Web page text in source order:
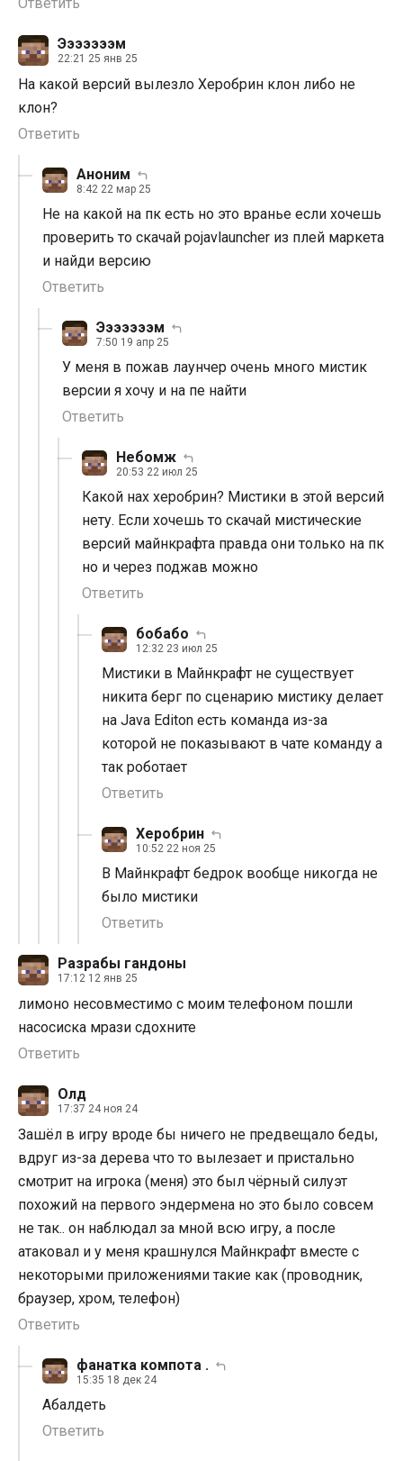
Эээээээм
22:21 25 янв 25
На какой версий вылезло Херобрин клон либо не
клон?
Ответить
Аноним
8:42 22 мар 25
Не на какой на пк есть но это вранье если хочешь
проверить то скачай pojavlauncher из плей маркета
и найди версию
Ответить
Эээээээм
7:50 19 апр 25
У меня в пожав лаунчер очень много мистик
версии я хочу и на пе найти
Ответить
Небомж
20:53 22 июл 25
Какой нах херобрин? Мистики в этой версий
нету. Если хочешь то скачай мистические
версий майнкрафта правда они только на пк
но и через поджав можно
Ответить
бобабо
12:32 23 июл 25
Мистики в Майнкрафт не существует
никита берг по сценарию мистику делает
на Java Editon есть команда из-за
которой не показывают в чате команду а
так роботает
Ответить
Херобрин
10:52 22 ноя 25
В Майнкрафт бедрок вообще никогда не
было мистики
Ответить
Разрабы гандоны
17:12 12 янв 25
лимоно несовместимо с моим телефоном пошли
насосиска мрази сдохните
Ответить
Олд
17:37 24 ноя 24
Зашёл в игру вроде бы ничего не предвещало беды,
вдруг из-за дерева что то вылезает и пристально
смотрит на игрока (меня) это был чёрный силуэт
похожий на первого эндермена но это было совсем
не так.. он наблюдал за мной всю игру, а после
атаковал и у меня крашнулся Майнкрафт вместе с
некоторыми приложениями такие как (проводник,
браузер, хром, телефон)
Ответить
фанатка компота .
15:35 18 дек 24
Абалдеть
Ответить